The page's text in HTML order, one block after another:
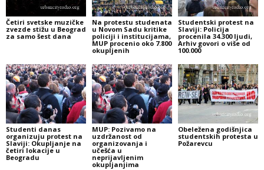
Četiri svetske muzičke
zvezde stižu u Beograd
za samo šest dana
Na protestu studenata
u Novom Sadu kritike
policiji i institucijama,
MUP procenio oko 7.800
okupljenih
Studentski protest na
Slaviji: Policija
procenila 34.300 ljudi,
Arhiv govori o više od
100.000
Studenti danas
organizuju protest na
Slaviji: Okupljanje na
četiri lokacije u
Beogradu
MUP: Pozivamo na
uzdržanost od
organizovanja i
učešća u
neprijavljenim
okupljanjima
Obeležena godišnjica
studentskih protesta u
Požarevcu